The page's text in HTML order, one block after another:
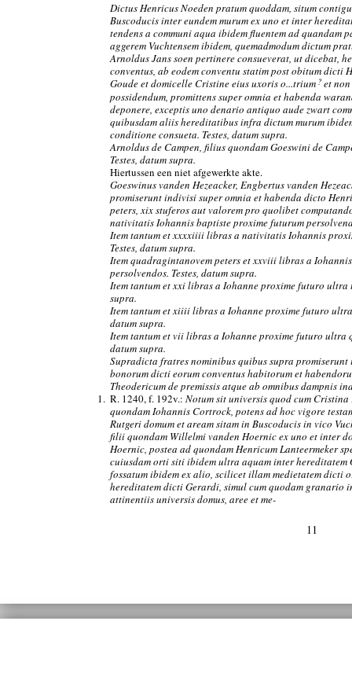
Dictus Henricus Noeden pratum quoddam, situm
Buscoducis inter eundem murum ex uno et inter
tendens a communi aqua ibidem fluentem ad quandam
aggerem Vuchtensem ibidem, quemadmodum dictum
Arnoldus Jans soen pertinere consueverat, ut dicebat,
conventus, ab eodem conventu statim post obitum dicti
Goude et domicelle Cristine eius uxoris o...trium ?et non
possidendum, promittens super omnia et habenda
deponere, exceptis uno denario antiquo aude zwart
quibusdam aliis hereditatibus infra dictum murum
conditione consueta. Testes, datum supra.
Arnoldus de Campen, filius quondam Goeswini de
Testes, datum supra.
Hiertussen een niet afgewerkte akte.
Goeswinus vanden Hezeacker, Engbertus vanden
promiserunt indivisi super omnia et habenda dicto
peters, xix stuferos aut valorem pro quolibet
nativitatis Iohannis baptiste proxime futurum
Item tantum et xxxxiiii libras a nativitatis Iohannis
Testes, datum supra.
Item quadragintanovem peters et xxviii libras a
persolvendos. Testes, datum supra.
Item tantum et xxi libras a Iohanne proxime futuro ultra
supra.
Item tantum et xiiii libras a Iohanne proxime futuro
datum supra.
Item tantum et vii libras a Iohanne proxime futuro ultra
datum supra.
Supradicta fratres nominibus quibus supra
bonorum dicti eorum conventus habitorum et
Theodericum de premissis atque ab omnibus dampnis
1. R. 1240, f. 192v.:Notum sit universis quod cum
quondam Iohannis Cortrock, potens ad hoc vigore
Rutgeri domum et aream sitam in Buscoducis in vico
filii quondam Willelmi vanden Hoernic ex uno et inter
Hoernic, postea ad quondam Henricum Lanteermeker
cuiusdam orti siti ibidem ultra aquam inter hereditatem
fossatum ibidem ex alio, scilicet illam medietatem dicti
hereditatem dicti Gerardi, simul cum quodam granario
attinentiis universis domus, aree et me-
11